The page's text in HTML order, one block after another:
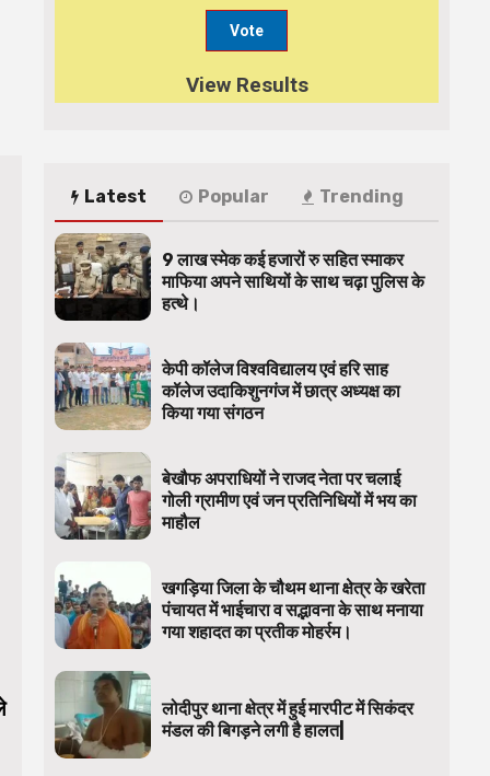
View Results
Latest Popular Trending
9 लाख स्मेक कई हजारों रु सहित स्माकर
माफिया अपने साथियों के साथ चढ़ा पुलिस के
हत्थे।
केपी कॉलेज विश्वविद्यालय एवं हरि साह
कॉलेज उदाकिशुनगंज में छात्र अध्यक्ष का
किया गया संगठन
बेखौफ अपराधियों ने राजद नेता पर चलाई
गोली ग्रामीण एवं जन प्रतिनिधियों में भय का
माहौल
खगड़िया जिला के चौथम थाना क्षेत्र के खरेता
पंचायत में भाईचारा व सद्भावना के साथ मनाया
गया शहादत का प्रतीक मोहर्रम।
लोदीपुर थाना क्षेत्र में हुई मारपीट में सिकंदर
मंडल की बिगड़ने लगी है हालत|